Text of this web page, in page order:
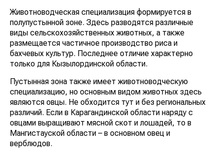
Животноводческая специализация формируется в
полупустынной зоне. Здесь разводятся различные
виды сельскохозяйственных животных, а также
размещается частичное производство риса и
бахчевых культур. Последнее отличие характерно
только для Кызылординской области.
Пустынная зона также имеет животноводческую
специализацию, но основным видом животных здесь
являются овцы. Не обходится тут и без региональных
различий. Если в Карагандинской области наряду с
овцами выращивают мясной скот и лошадей, то в
Мангистауской области – в основном овец и
верблюдов.